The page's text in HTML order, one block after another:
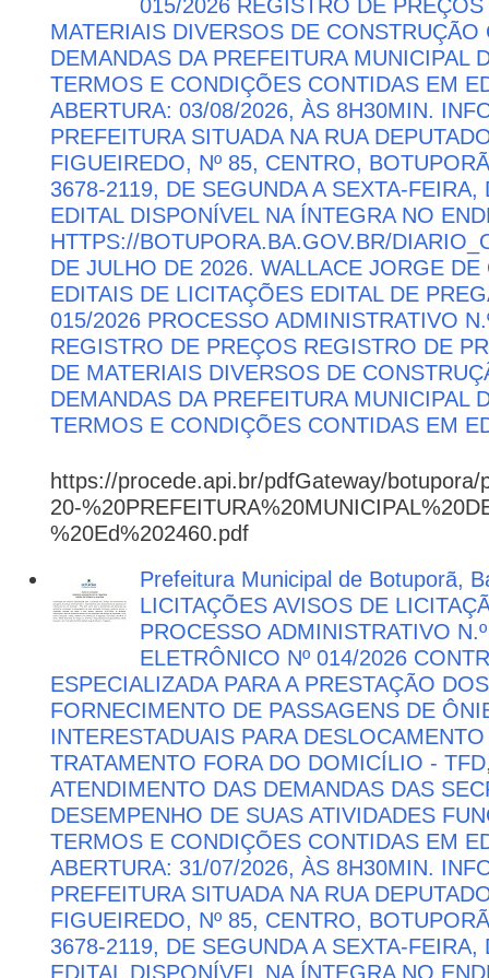
015/2026 REGISTRO DE
MATERIAIS DIVERSOS DE CONSTRUÇÃO
DEMANDAS DA PREFEITURA MUNICIPAL
TERMOS E CONDIÇÕES CONTIDAS EM
ABERTURA: 03/08/2026, ÀS 8H30MIN.
PREFEITURA SITUADA NA RUA
FIGUEIREDO, Nº 85, CENTRO,
3678-2119, DE SEGUNDA A SEXTA-
EDITAL DISPONÍVEL NA ÍNTEGRA NO
HTTPS://BOTUPORA.BA.GOV.BR/
DE JULHO DE 2026. WALLACE JORGE
EDITAIS DE LICITAÇÕES EDITAL DE
015/2026 PROCESSO ADMINISTRATIVO
REGISTRO DE PREÇOS REGISTRO DE
DE MATERIAIS DIVERSOS DE
DEMANDAS DA PREFEITURA MUNICIPAL
TERMOS E CONDIÇÕES CONTIDAS EM
https://procede.api.br/pdfGateway/botupora/
20-
%20Ed%202460.pdf
Prefeitura Municipal de Botuporã,
LICITAÇÕES AVISOS DE
PROCESSO ADMINISTRATIVO
ELETRÔNICO Nº 014/2026
ESPECIALIZADA PARA A PRESTAÇÃO
FORNECIMENTO DE PASSAGENS DE
INTERESTADUAIS PARA
TRATAMENTO FORA DO DOMICÍLIO -
ATENDIMENTO DAS DEMANDAS DAS
DESEMPENHO DE SUAS ATIVIDADES
TERMOS E CONDIÇÕES CONTIDAS EM
ABERTURA: 31/07/2026, ÀS 8H30MIN.
PREFEITURA SITUADA NA RUA
FIGUEIREDO, Nº 85, CENTRO,
3678-2119, DE SEGUNDA A SEXTA-
EDITAL DISPONÍVEL NA ÍNTEGRA NO